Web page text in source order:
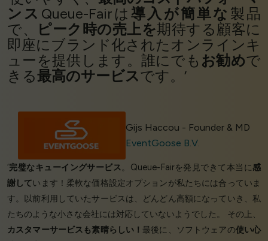
ンス Queue-Fairは導入が簡単な 製品
で、
ピーク時の売上を期待する顧客に
即座にブランド化されたオンラインキ
ューを提供します。誰にでも お勧めで
きる最高のサービスです。’
Gijs Haccou - Founder & MD
EventGoose B.V.
‘完璧なキューイングサービス。Queue-Fairを発見できて本当に感
謝しています！柔軟な価格設定オプションが私たちには合っていま
す。以前利用していたサービスは、どんどん高額になっていき、私
たちのような小さな会社には対応していないようでした。 その上、
カスタマーサービスも素晴らしい！ 最後に、ソフトウェアの使い心